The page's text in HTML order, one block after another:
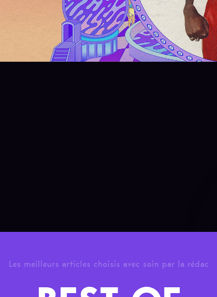
Les meilleurs articles choisis avec soin par la rédac